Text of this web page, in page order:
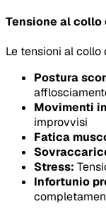
Tensione al collo
Le tensioni al
Postura
Movimenti
improvvisi
Fatica
Stress:
Infortunio